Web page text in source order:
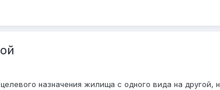
назначения жилища с одного вида на